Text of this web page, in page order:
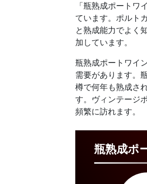
「瓶熟成ポート
ています。ポルト
と熟成能力でよく
加しています。
瓶熟成ポートワイ
需要があります。
樽で何年も熟成さ
す。ヴィンテージ
頻繁に訪れます。
瓶熟成ポ